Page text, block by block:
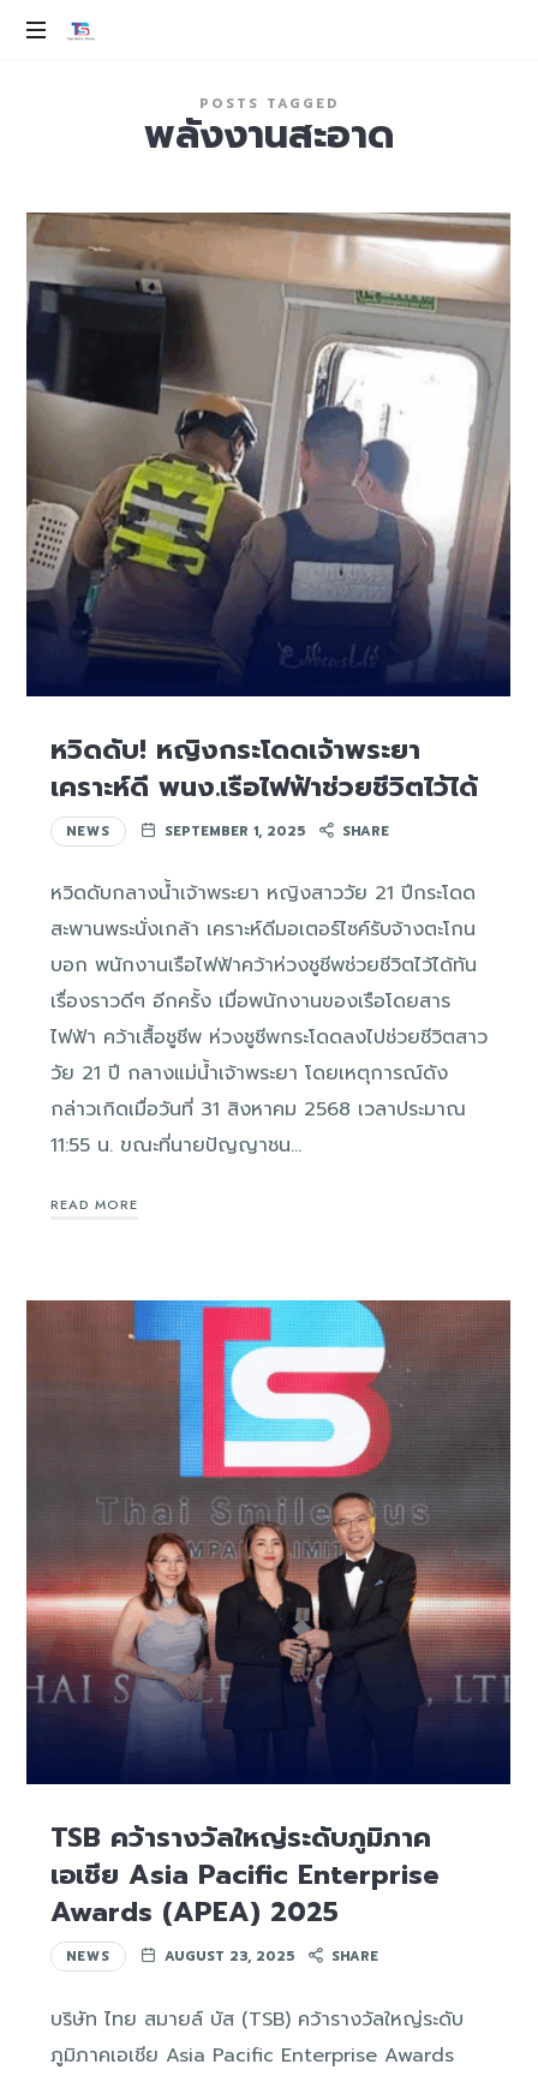
THAI
GROUP
POSTS TAGGED
พลังงานสะอาด
หวิดดับ! หญิงกระโดดเจ้าพระยา
เคราะห์ดี พนง.เรือไฟฟ้าช่วยชีวิตไว้ได้
NEWS SEPTEMBER 1, 2025 SHARE
หวิดดับกลางน้ำเจ้าพระยา หญิงสาววัย 21 ปีกระโดด
สะพานพระนั่งเกล้า เคราะห์ดีมอเตอร์ไซค์รับจ้างตะโกน
บอก พนักงานเรือไฟฟ้าคว้าห่วงชูชีพช่วยชีวิตไว้ได้ทัน
เรื่องราวดีๆ อีกครั้ง เมื่อพนักงานของเรือโดยสาร
ไฟฟ้า คว้าเสื้อชูชีพ ห่วงชูชีพกระโดดลงไปช่วยชีวิตสาว
วัย 21 ปี กลางแม่น้ำเจ้าพระยา โดยเหตุการณ์ดัง
กล่าวเกิดเมื่อวันที่ 31 สิงหาคม 2568 เวลาประมาณ
11:55 น. ขณะที่นายปัญญาชน…
READ MORE
TSB คว้ารางวัลใหญ่ระดับภูมิภาค
เอเชีย Asia Pacific Enterprise
Awards (APEA) 2025
NEWS AUGUST 23, 2025 SHARE
บริษัท ไทย สมายล์ บัส (TSB) คว้ารางวัลใหญ่ระดับ
ภูมิภาคเอเชีย Asia Pacific Enterprise Awards